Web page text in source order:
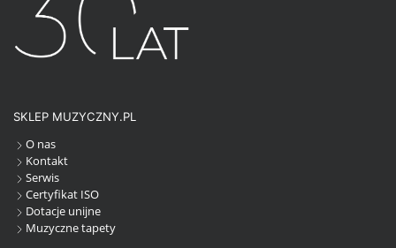
SKLEP MUZYCZNY.PL
O nas
Kontakt
Serwis
Certyfikat ISO
Dotacje unijne
Muzyczne tapety